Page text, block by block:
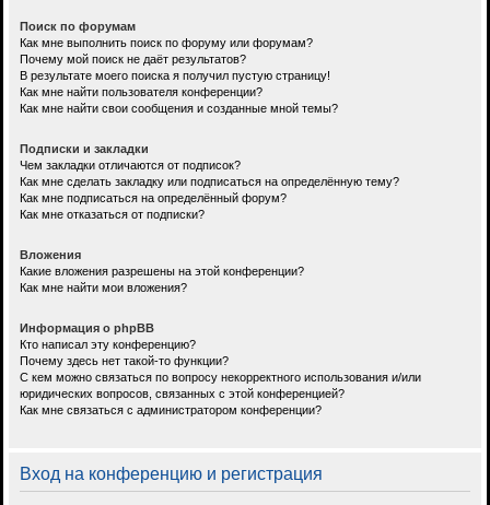
Поиск по форумам
Как мне выполнить поиск по форуму или форумам?
Почему мой поиск не даёт результатов?
В результате моего поиска я получил пустую страницу!
Как мне найти пользователя конференции?
Как мне найти свои сообщения и созданные мной темы?
Подписки и закладки
Чем закладки отличаются от подписок?
Как мне сделать закладку или подписаться на определённую тему?
Как мне подписаться на определённый форум?
Как мне отказаться от подписки?
Вложения
Какие вложения разрешены на этой конференции?
Как мне найти мои вложения?
Информация о phpBB
Кто написал эту конференцию?
Почему здесь нет такой-то функции?
С кем можно связаться по вопросу некорректного использования и/или
юридических вопросов, связанных с этой конференцией?
Как мне связаться с администратором конференции?
Вход на конференцию и регистрация